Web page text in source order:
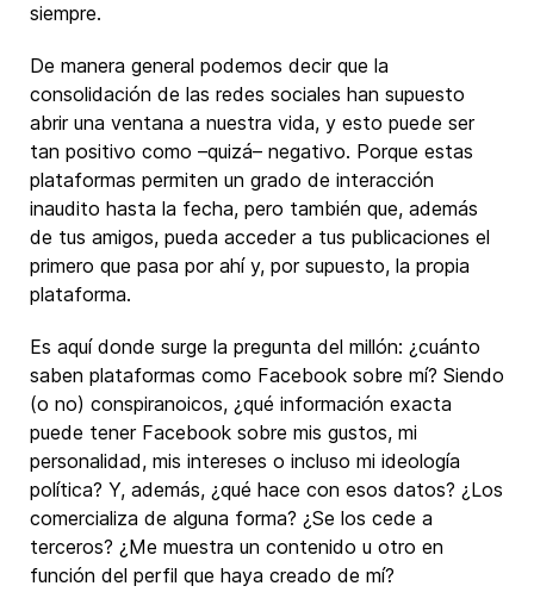
siempre.
De manera general podemos decir que la
consolidación de las redes sociales han supuesto
abrir una ventana a nuestra vida, y esto puede ser
tan positivo como –quizá– negativo. Porque estas
plataformas permiten un grado de interacción
inaudito hasta la fecha, pero también que, además
de tus amigos, pueda acceder a tus publicaciones el
primero que pasa por ahí y, por supuesto, la propia
plataforma.
Es aquí donde surge la pregunta del millón: ¿cuánto
saben plataformas como Facebook sobre mí? Siendo
(o no) conspiranoicos, ¿qué información exacta
puede tener Facebook sobre mis gustos, mi
personalidad, mis intereses o incluso mi ideología
política? Y, además, ¿qué hace con esos datos? ¿Los
comercializa de alguna forma? ¿Se los cede a
terceros? ¿Me muestra un contenido u otro en
función del perfil que haya creado de mí?